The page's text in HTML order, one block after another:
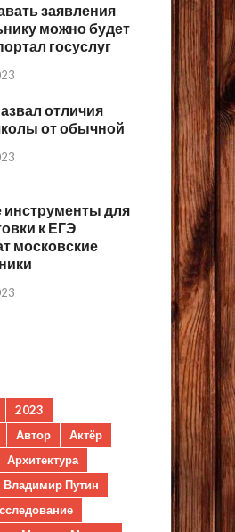
заявления
можно будет
госуслуг
отличия
от обычной
для
к ЕГЭ
московские
2023
Автор
Актёр
Архитектура
Владимир Путин